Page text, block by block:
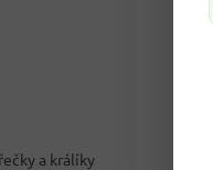
a králíky
Se